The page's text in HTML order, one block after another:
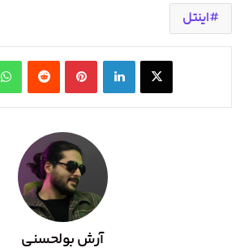
اینتل
X لینکدین ‫پین‌ترست‫رددیت
آرش بولحسنی